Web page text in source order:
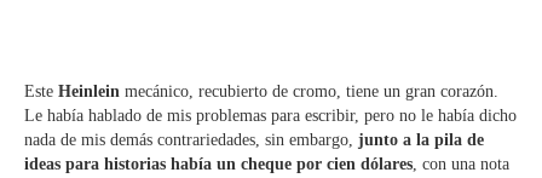
Este Heinlein mecánico, recubierto de cromo, tiene un gran corazón.
Le había hablado de mis problemas para escribir, pero no le había dicho
nada de mis demás contrariedades, sin embargo, junto a la pila de
ideas para historias había un cheque por cien dólares, con una nota